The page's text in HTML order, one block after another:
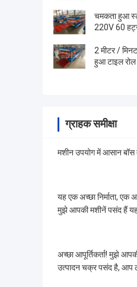
चमकता हुआ
220V 60
2 मीटर /
हुआ टाइल रोल
ग्राहक समीक्षा
मशीन उपयोग में आसान
यह एक अच्छा निर्माता,
मुझे आपकी मशीनें पसंद हैं
अच्छा आपूर्तिकर्ता! मुझे
उत्पादन चक्र पसंद है, आप